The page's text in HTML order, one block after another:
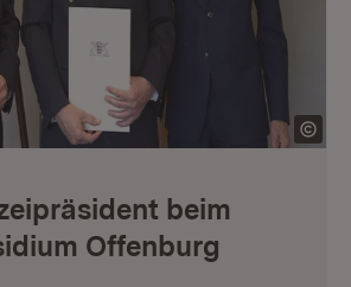
beim
Offenburg